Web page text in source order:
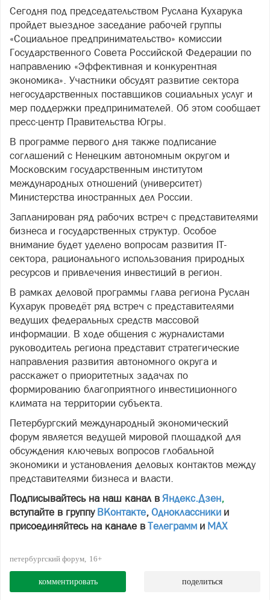
Сегодня под председательством Руслана Кухарука
пройдет выездное заседание рабочей группы
«Социальное предпринимательство» комиссии
Государственного Совета Российской Федерации по
направлению «Эффективная и конкурентная
экономика». Участники обсудят развитие сектора
негосударственных поставщиков социальных услуг и
мер поддержки предпринимателей. Об этом сообщает
пресс-центр Правительства Югры.
В программе первого дня также подписание
соглашений с Ненецким автономным округом и
Московским государственным институтом
международных отношений (университет)
Министерства иностранных дел России.
Запланирован ряд рабочих встреч с представителями
бизнеса и государственных структур. Особое
внимание будет уделено вопросам развития IT-
сектора, рационального использования природных
ресурсов и привлечения инвестиций в регион.
В рамках деловой программы глава региона Руслан
Кухарук проведёт ряд встреч с представителями
ведущих федеральных средств массовой
информации. В ходе общения с журналистами
руководитель региона представит стратегические
направления развития автономного округа и
расскажет о приоритетных задачах по
формированию благоприятного инвестиционного
климата на территории субъекта.
Петербургский международный экономический
форум является ведущей мировой площадкой для
обсуждения ключевых вопросов глобальной
экономики и установления деловых контактов между
представителями бизнеса и власти.
Подписывайтесь на наш канал в Яндекс.Дзен,
вступайте в группу ВКонтакте, Одноклассники и
присоединяйтесь на канале в Телеграмм и МАХ
петербургский форум 16+
комментировать поделиться